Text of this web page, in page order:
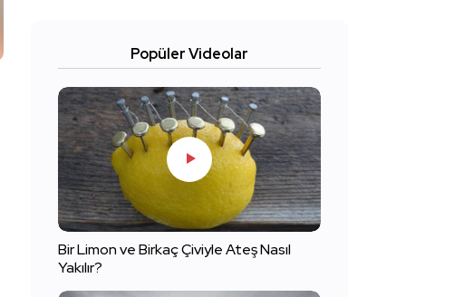
Popüler Videolar
Bir Limon ve Birkaç Çiviyle Ateş Nasıl
Yakılır?